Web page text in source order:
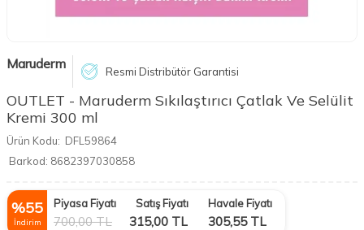
Maruderm Resmi Distribütör Garantisi
OUTLET - Maruderm Sıkılaştırıcı Çatlak Ve Selülit
Kremi 300 ml
Ürün Kodu: DFL59864
Barkod: 8682397030858
%55
İndirim
Piyasa Fiyatı
700,00TL
Satış Fiyatı
315,00 TL
Havale Fiyatı
305,55TL